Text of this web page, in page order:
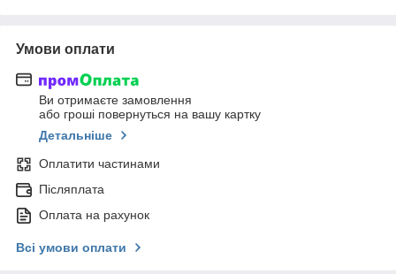
Умови оплати
Ви отримаєте замовлення
або гроші повернуться на вашу картку
Детальніше
Оплатити частинами
Післяплата
Оплата на рахунок
Всі умови оплати